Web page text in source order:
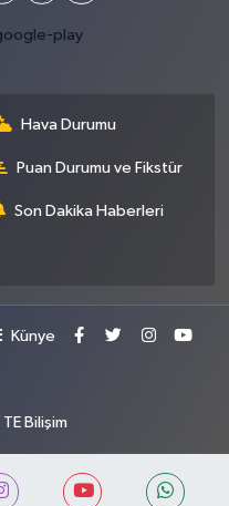
Hava Durumu
Puan Durumu ve Fikstür
Son Dakika Haberleri
Künye
TE Bilişim